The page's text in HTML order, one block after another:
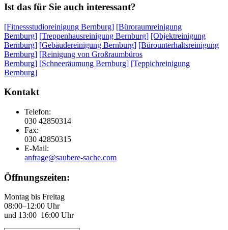
Ist das für Sie auch interessant?
[Fitnessstudioreinigung Bernburg] [Büroraumreinigung
Bernburg] [Treppenhausreinigung Bernburg] [Objektreinigung
Bernburg] [Gebäudereinigung Bernburg] [Bürounterhaltsreinigung
Bernburg] [Reinigung von Großraumbüros
Bernburg] [Schneeräumung Bernburg] [Teppichreinigung
Bernburg]
Kontakt
Telefon:
030 42850314
Fax:
030 42850315
E-Mail:
anfrage@saubere-sache.com
Öffnungszeiten:
Montag bis Freitag
08:00–12:00 Uhr
und 13:00–16:00 Uhr